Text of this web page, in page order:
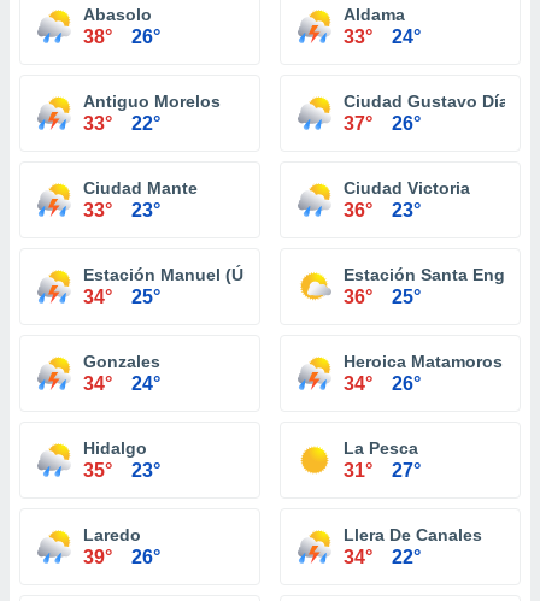
Abasolo
38° 26°
Aldama
33° 24°
Antiguo Morelos
33° 22°
Ciudad Gustavo Díaz
37° 26°
Ciudad Mante
33° 23°
Ciudad Victoria
36° 23°
Estación Manuel (Úrsulo Galván)
34° 25°
Estación Santa
36° 25°
Gonzales
34° 24°
Heroica Matamoros
34° 26°
Hidalgo
35° 23°
La Pesca
31° 27°
Laredo
39° 26°
Llera De Canales
34° 22°